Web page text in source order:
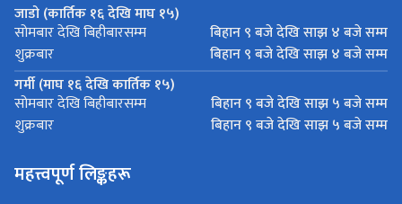
जाडो (कार्तिक १६ देखि माघ १५)
सोमबार देखि बिहीबारसम्म
बिहान ९ बजे देखि साझ ४ बजे सम्म
शुक्रबार
बिहान ९ बजे देखि साझ ४ बजे सम्म
गर्मी (माघ १६ देखि कार्तिक १५)
सोमबार देखि बिहीबारसम्म
बिहान ९ बजे देखि साझ ५ बजे सम्म
शुक्रबार
बिहान ९ बजे देखि साझ ५ बजे सम्म
महत्त्वपूर्ण लिङ्कहरू